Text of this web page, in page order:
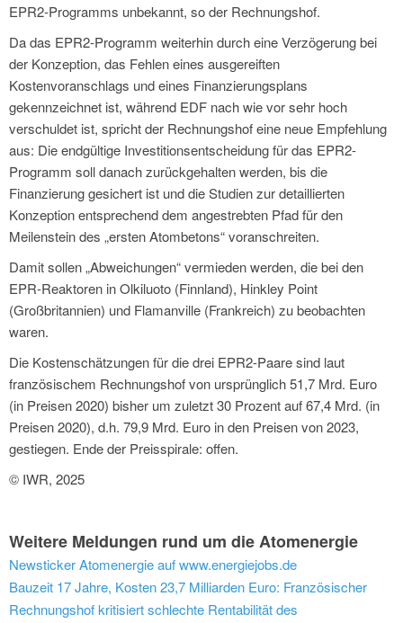
EPR2-Programms unbekannt, so der Rechnungshof.
Da das EPR2-Programm weiterhin durch eine Verzögerung bei
der Konzeption, das Fehlen eines ausgereiften
Kostenvoranschlags und eines Finanzierungsplans
gekennzeichnet ist, während EDF nach wie vor sehr hoch
verschuldet ist, spricht der Rechnungshof eine neue Empfehlung
aus: Die endgültige Investitionsentscheidung für das EPR2-
Programm soll danach zurückgehalten werden, bis die
Finanzierung gesichert ist und die Studien zur detaillierten
Konzeption entsprechend dem angestrebten Pfad für den
Meilenstein des „ersten Atombetons“ voranschreiten.
Damit sollen „Abweichungen“ vermieden werden, die bei den
EPR-Reaktoren in Olkiluoto (Finnland), Hinkley Point
(Großbritannien) und Flamanville (Frankreich) zu beobachten
waren.
Die Kostenschätzungen für die drei EPR2-Paare sind laut
französischem Rechnungshof von ursprünglich 51,7 Mrd. Euro
(in Preisen 2020) bisher um zuletzt 30 Prozent auf 67,4 Mrd. (in
Preisen 2020), d.h. 79,9 Mrd. Euro in den Preisen von 2023,
gestiegen. Ende der Preisspirale: offen.
© IWR, 2025
Weitere Meldungen rund um die Atomenergie
Newsticker Atomenergie auf www.energiejobs.de
Bauzeit 17 Jahre, Kosten 23,7 Milliarden Euro: Französischer
Rechnungshof kritisiert schlechte Rentabilität des